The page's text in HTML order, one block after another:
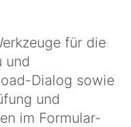
für die
und
Dialog sowie
und
im Formular-